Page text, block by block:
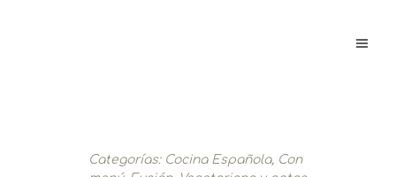
Categorías: Cocina Española, Con